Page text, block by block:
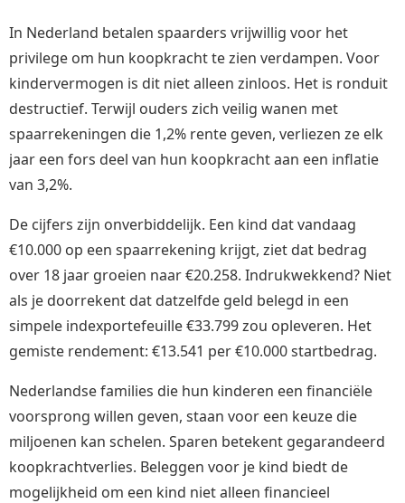
In Nederland betalen spaarders vrijwillig voor het
privilege om hun koopkracht te zien verdampen. Voor
kindervermogen is dit niet alleen zinloos. Het is ronduit
destructief. Terwijl ouders zich veilig wanen met
spaarrekeningen die 1,2% rente geven, verliezen ze elk
jaar een fors deel van hun koopkracht aan een inflatie
van 3,2%.
De cijfers zijn onverbiddelijk. Een kind dat vandaag
€10.000 op een spaarrekening krijgt, ziet dat bedrag
over 18 jaar groeien naar €20.258. Indrukwekkend? Niet
als je doorrekent dat datzelfde geld belegd in een
simpele indexportefeuille €33.799 zou opleveren. Het
gemiste rendement: €13.541 per €10.000 startbedrag.
Nederlandse families die hun kinderen een financiële
voorsprong willen geven, staan voor een keuze die
miljoenen kan schelen. Sparen betekent gegarandeerd
koopkrachtverlies. Beleggen voor je kind biedt de
mogelijkheid om een kind niet alleen financieel